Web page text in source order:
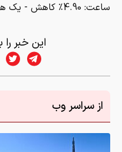
ساعت: 4.90٪ کاهش - یک هفته: 3.64٪ کاهش
این خبر را
از سراسر وب